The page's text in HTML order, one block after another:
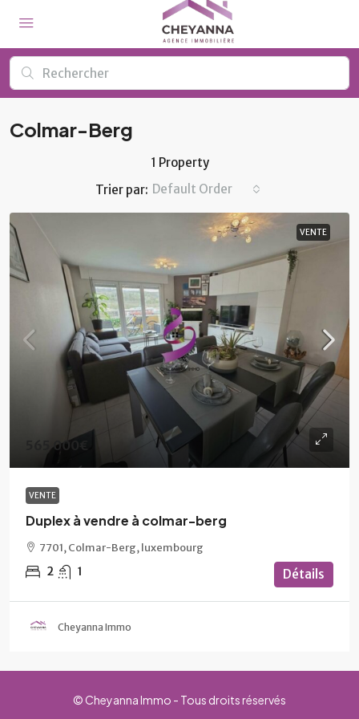
Colmar-Berg
1 Property
Trier par: Default Order
VENTE
565 000€
VENTE
Duplex à vendre à colmar-berg
7701, Colmar-Berg, luxembourg
2 1 Détails
Cheyanna Immo
© Cheyanna Immo - Tous droits réservés